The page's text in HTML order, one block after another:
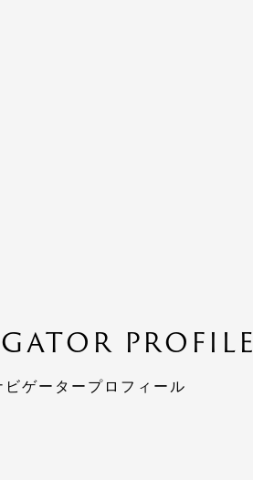
PROFILE
ビゲータープロフィール